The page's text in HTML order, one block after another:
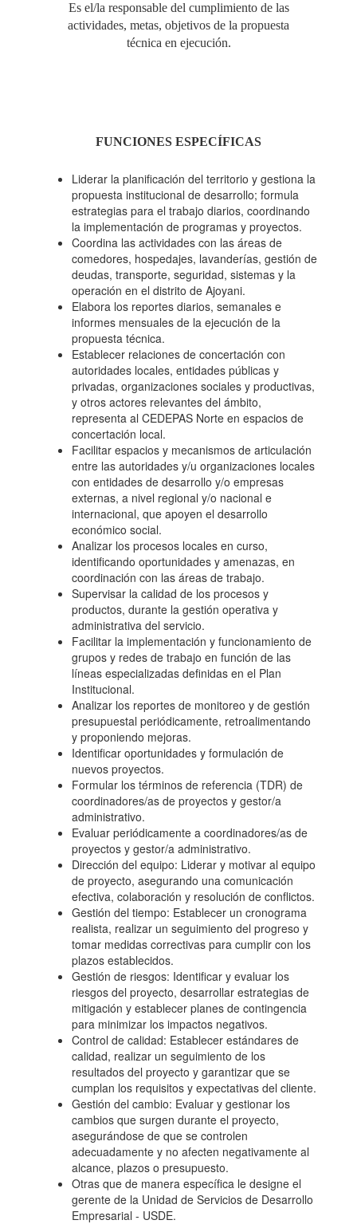
Es el/la responsable del cumplimiento de las
actividades, metas, objetivos de la propuesta
técnica en ejecución.
FUNCIONES ESPECÍFICAS
Liderar la planificación del territorio y gestiona la
propuesta institucional de desarrollo; formula
estrategias para el trabajo diarios, coordinando
la implementación de programas y proyectos.
Coordina las actividades con las áreas de
comedores, hospedajes, lavanderías, gestión de
deudas, transporte, seguridad, sistemas y la
operación en el distrito de Ajoyani.
Elabora los reportes diarios, semanales e
informes mensuales de la ejecución de la
propuesta técnica.
Establecer relaciones de concertación con
autoridades locales, entidades públicas y
privadas, organizaciones sociales y productivas,
y otros actores relevantes del ámbito,
representa al CEDEPAS Norte en espacios de
concertación local.
Facilitar espacios y mecanismos de articulación
entre las autoridades y/u organizaciones locales
con entidades de desarrollo y/o empresas
externas, a nivel regional y/o nacional e
internacional, que apoyen el desarrollo
económico social.
Analizar los procesos locales en curso,
identificando oportunidades y amenazas, en
coordinación con las áreas de trabajo.
Supervisar la calidad de los procesos y
productos, durante la gestión operativa y
administrativa del servicio.
Facilitar la implementación y funcionamiento de
grupos y redes de trabajo en función de las
líneas especializadas definidas en el Plan
Institucional.
Analizar los reportes de monitoreo y de gestión
presupuestal periódicamente, retroalimentando
y proponiendo mejoras.
Identificar oportunidades y formulación de
nuevos proyectos.
Formular los términos de referencia (TDR) de
coordinadores/as de proyectos y gestor/a
administrativo.
Evaluar periódicamente a coordinadores/as de
proyectos y gestor/a administrativo.
Dirección del equipo: Liderar y motivar al equipo
de proyecto, asegurando una comunicación
efectiva, colaboración y resolución de conflictos.
Gestión del tiempo: Establecer un cronograma
realista, realizar un seguimiento del progreso y
tomar medidas correctivas para cumplir con los
plazos establecidos.
Gestión de riesgos: Identificar y evaluar los
riesgos del proyecto, desarrollar estrategias de
mitigación y establecer planes de contingencia
para minimizar los impactos negativos.
Control de calidad: Establecer estándares de
calidad, realizar un seguimiento de los
resultados del proyecto y garantizar que se
cumplan los requisitos y expectativas del cliente.
Gestión del cambio: Evaluar y gestionar los
cambios que surgen durante el proyecto,
asegurándose de que se controlen
adecuadamente y no afecten negativamente al
alcance, plazos o presupuesto.
Otras que de manera específica le designe el
gerente de la Unidad de Servicios de Desarrollo
Empresarial - USDE.